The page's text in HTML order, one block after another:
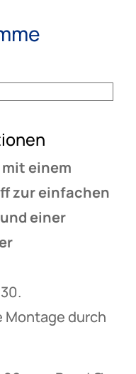
einem
zur einfachen
einer
Montage durch